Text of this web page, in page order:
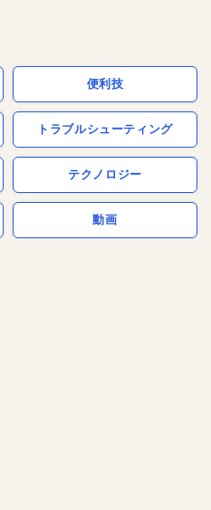
便利技
トラブルシューティング
テクノロジー
動画